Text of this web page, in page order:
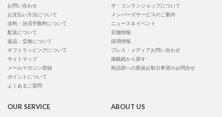
お問い合わせ
お支払い方法について
送料・決済手数料について
配送について
返品・交換について
ギフトラッピングについて
サイトマップ
メールマガジン登録
ポイントについて
よくあるご質問
ザ・コンランショップについて
メンバーズサービスのご案内
ニュース＆イベント
店舗情報
採用情報
プレス・メディアお問い合わせ
掲載紙から探す
商品部への新規お取引希望のお問合せ
OUR SERVICE ABOUT US